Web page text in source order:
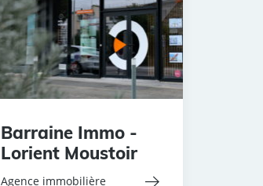
Barraine Immo -
Lorient Moustoir
Agence immobilière